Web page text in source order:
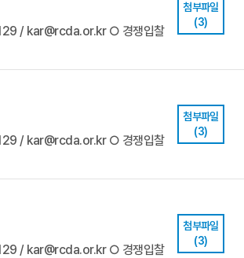
/ kar@rcda.or.kr ○ 경쟁입찰
첨부파일
(3)
/ kar@rcda.or.kr ○ 경쟁입찰
첨부파일
(3)
/ kar@rcda.or.kr ○ 경쟁입찰
첨부파일
(3)